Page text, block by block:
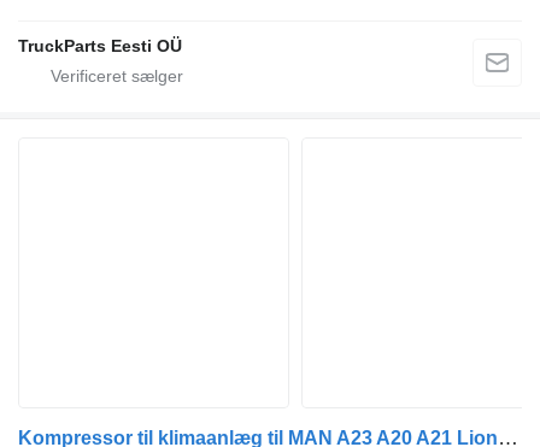
TruckParts Eesti OÜ
Kompressor til klimaanlæg til MAN A23 A20 A21 Lions City FKX 40 655 N bus